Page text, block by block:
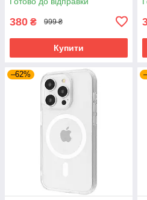
380 ₴ 999 ₴
Купити
–62%